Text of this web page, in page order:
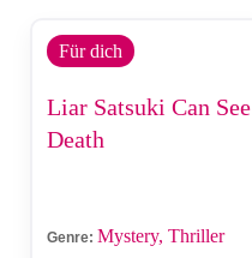
Für dich
Liar Satsuki Can See
Death
Genre: Mystery, Thriller